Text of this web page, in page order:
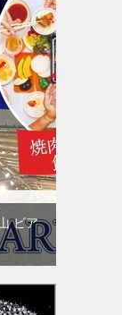
ビア